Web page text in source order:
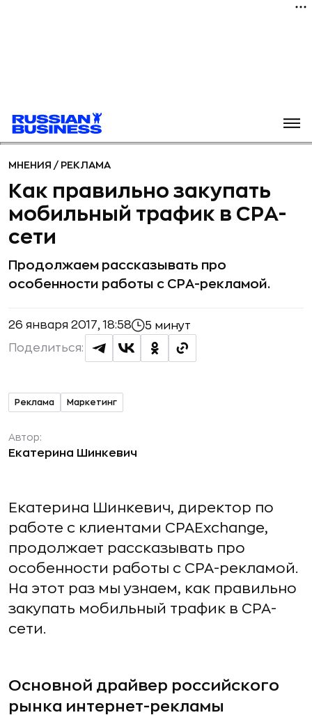
МНЕНИЯ / РЕКЛАМА
Как правильно закупать
мобильный трафик в СРА-
сети
Продолжаем рассказывать про
особенности работы с CPA-рекламой.
26 января 2017, 18:58 5 минут
Поделиться:
Реклама Маркетинг
Автор:
Екатерина Шинкевич
Екатерина Шинкевич, директор по
работе с клиентами CPAExchange,
продолжает рассказывать про
особенности работы с CPA-рекламой.
На этот раз мы узнаем, как правильно
закупать мобильный трафик в СРА-
сети.
Основной драйвер российского
рынка интернет-рекламы